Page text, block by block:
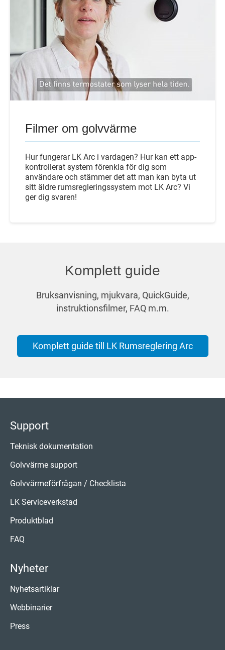
Filmer om golvvärme
Hur fungerar LK Arc i vardagen? Hur kan ett app-
kontrollerat system förenkla för dig som
användare och stämmer det att man kan byta ut
sitt äldre rumsregleringssystem mot LK Arc? Vi
ger dig svaren!
Komplett guide
Bruksanvisning, mjukvara, QuickGuide,
instruktionsfilmer, FAQ m.m.
Komplett guide till LK Rumsreglering Arc
Support
Teknisk dokumentation
Golvvärme support
Golvvärmeförfrågan / Checklista
LK Serviceverkstad
Produktblad
FAQ
Nyheter
Nyhetsartiklar
Webbinarier
Press